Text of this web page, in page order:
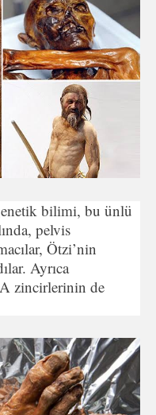
bilimi, bu ünlü
pelvis
Ötzi’nin
Ayrıca
zincirlerinin de